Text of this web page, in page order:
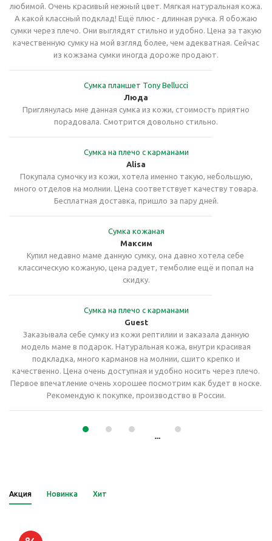
любимой. Очень красивый нежный цвет. Мягкая натуральная кожа.
А какой классный подклад! Ещё плюс - длинная ручка. Я обожаю
сумки через плечо. Они выглядят стильно и удобно. Цена за такую
качественную сумку на мой взгляд более, чем адекватная. Сейчас
из кожзама сумки иногда дороже продают.
Сумка планшет Tony Bellucci
Люда
Приглянулась мне данная сумка из кожи, стоимость приятно
порадовала. Смотрится довольно стильно.
Сумка на плечо с карманами
Alisa
Покупала сумочку из кожи, хотела именно такую, небольшую,
много отделов на молнии. Цена соответствует качеству товара.
Бесплатная доставка, пришло за пару дней.
Сумка кожаная
Максим
Купил недавно маме данную сумку, она давно хотела себе
классическую кожаную, цена радует, темболие ещё и попал на
скидку.
Сумка на плечо с карманами
Guest
Заказывала себе сумку из кожи рептилии и заказала данную
модель маме в подарок. Натуральная кожа, внутри красивая
подкладка, много карманов на молнии, сшито крепко и
качественно. Цена очень доступная и удобно носить через плечо.
Первое впечатление очень хорошее посмотрим как будет в носке.
Рекомендую к покупке, производство в России.
Акция Новинка Хит